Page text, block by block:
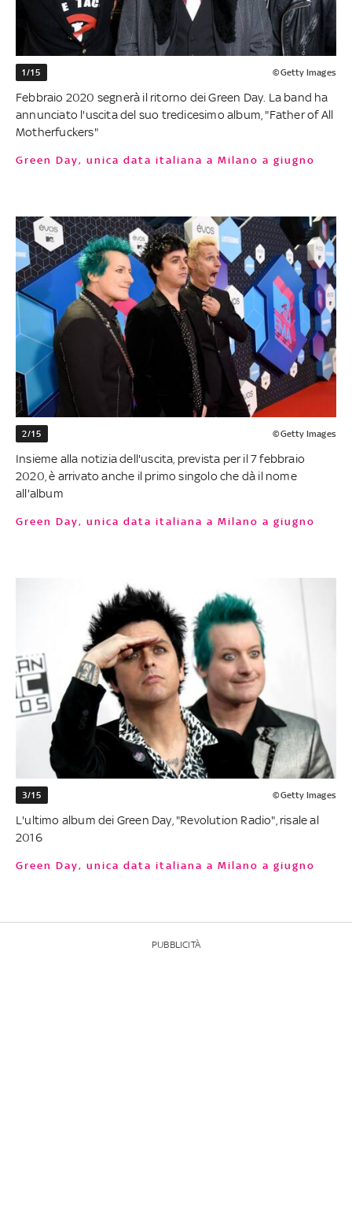
1/15 ©Getty Images
Febbraio 2020 segnerà il ritorno dei Green Day. La band ha
annunciato l'uscita del suo tredicesimo album, "Father of All
Motherfuckers"
Green Day, unica data italiana a Milano a giugno
2/15 ©Getty Images
Insieme alla notizia dell'uscita, prevista per il 7 febbraio
2020, è arrivato anche il primo singolo che dà il nome
all'album
Green Day, unica data italiana a Milano a giugno
3/15 ©Getty Images
L'ultimo album dei Green Day, "Revolution Radio", risale al
2016
Green Day, unica data italiana a Milano a giugno
PUBBLICITÀ